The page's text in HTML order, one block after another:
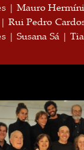
| Mauro
Rui Pedro
| Susana Sá |